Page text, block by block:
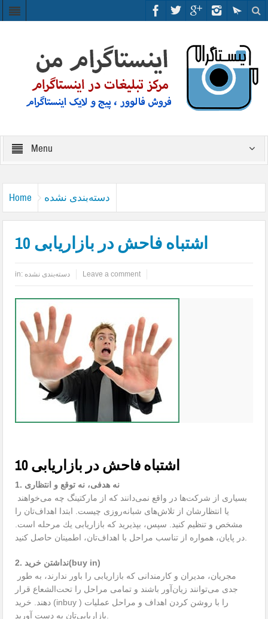
Menu
Home دسته‌بندی نشده
10 اشتباه فاحش در بازاریابی
in: دسته‌بندی نشده Leave a comment
10 اشتباه فاحش در بازاریابی
1. نه هدفی، نه توقع و انتظاری
یا انتظارشان از تلاش‌های شبانه‌روزی چیست. ابتدا اهداف‌تان را
مشخص و تنظیم كنید. سپس، بپذیرید كه بازاریابی یك مرحله است.
2. نداشتن خرید(buy in)
جدی می‌توانند زیان‌آور باشند و تمامی مراحل را تحت‌الشعاع قرار
دهند. خرید (inbuy ) را با روشن كردن اهداف و مراحل عملیات